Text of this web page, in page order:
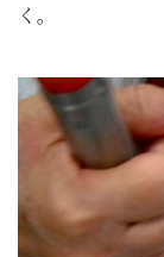
く。